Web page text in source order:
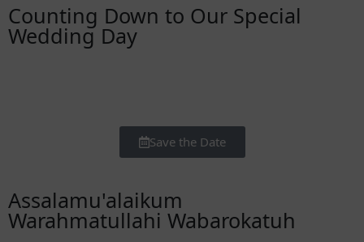
Counting Down to Our Special
Wedding Day
Save the Date
Assalamu'alaikum
Warahmatullahi Wabarokatuh